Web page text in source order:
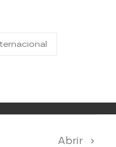
Abrir